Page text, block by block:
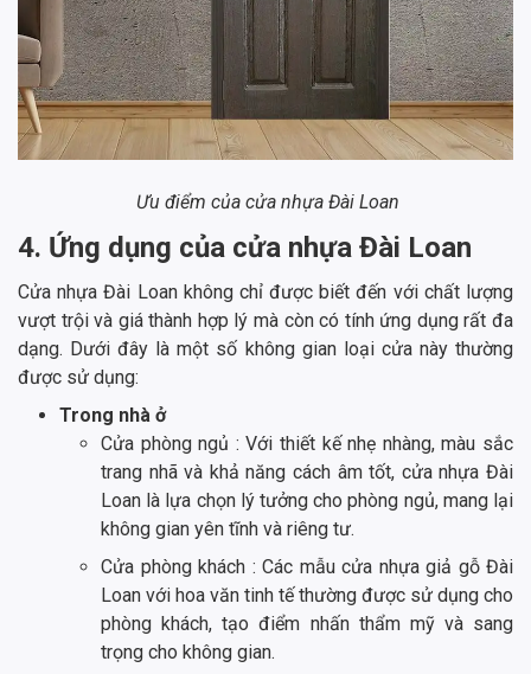
Ưu điểm của cửa nhựa Đài Loan
4. Ứng dụng của cửa nhựa Đài Loan
Cửa nhựa Đài Loan không chỉ được biết đến với chất lượng
vượt trội và giá thành hợp lý mà còn có tính ứng dụng rất đa
dạng. Dưới đây là một số không gian loại cửa này thường
được sử dụng:
Trong nhà ở
Cửa phòng ngủ : Với thiết kế nhẹ nhàng, màu sắc
trang nhã và khả năng cách âm tốt, cửa nhựa Đài
Loan là lựa chọn lý tưởng cho phòng ngủ, mang lại
không gian yên tĩnh và riêng tư.
Cửa phòng khách : Các mẫu cửa nhựa giả gỗ Đài
Loan với hoa văn tinh tế thường được sử dụng cho
phòng khách, tạo điểm nhấn thẩm mỹ và sang
trọng cho không gian.